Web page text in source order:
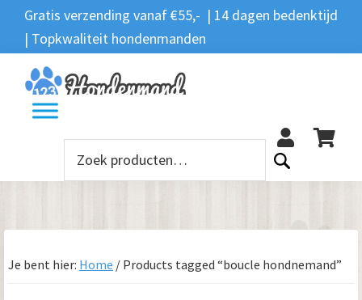
Spring
naar
de
hoofdnavigatie
Door
naar
de
hoofd
inhoud
Spring
naar
de
eerste
sidebar
Spring
naar
de
voettekst
Gratis verzending vanaf €55,- | 14 dagen bedenktijd
| Topkwaliteit hondenmanden
Zoeken
Zoeken
naar:
Je bent hier: Home / Products tagged “boucle hondnemand”